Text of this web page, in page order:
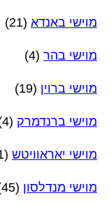
מוישי באנדא (21)
מוישי בהר (4)
מוישי ברוין (19)
מוישי ברנדמרק (4)
מוישי יאראוויטש (1)
מוישי מנדלסון (45)